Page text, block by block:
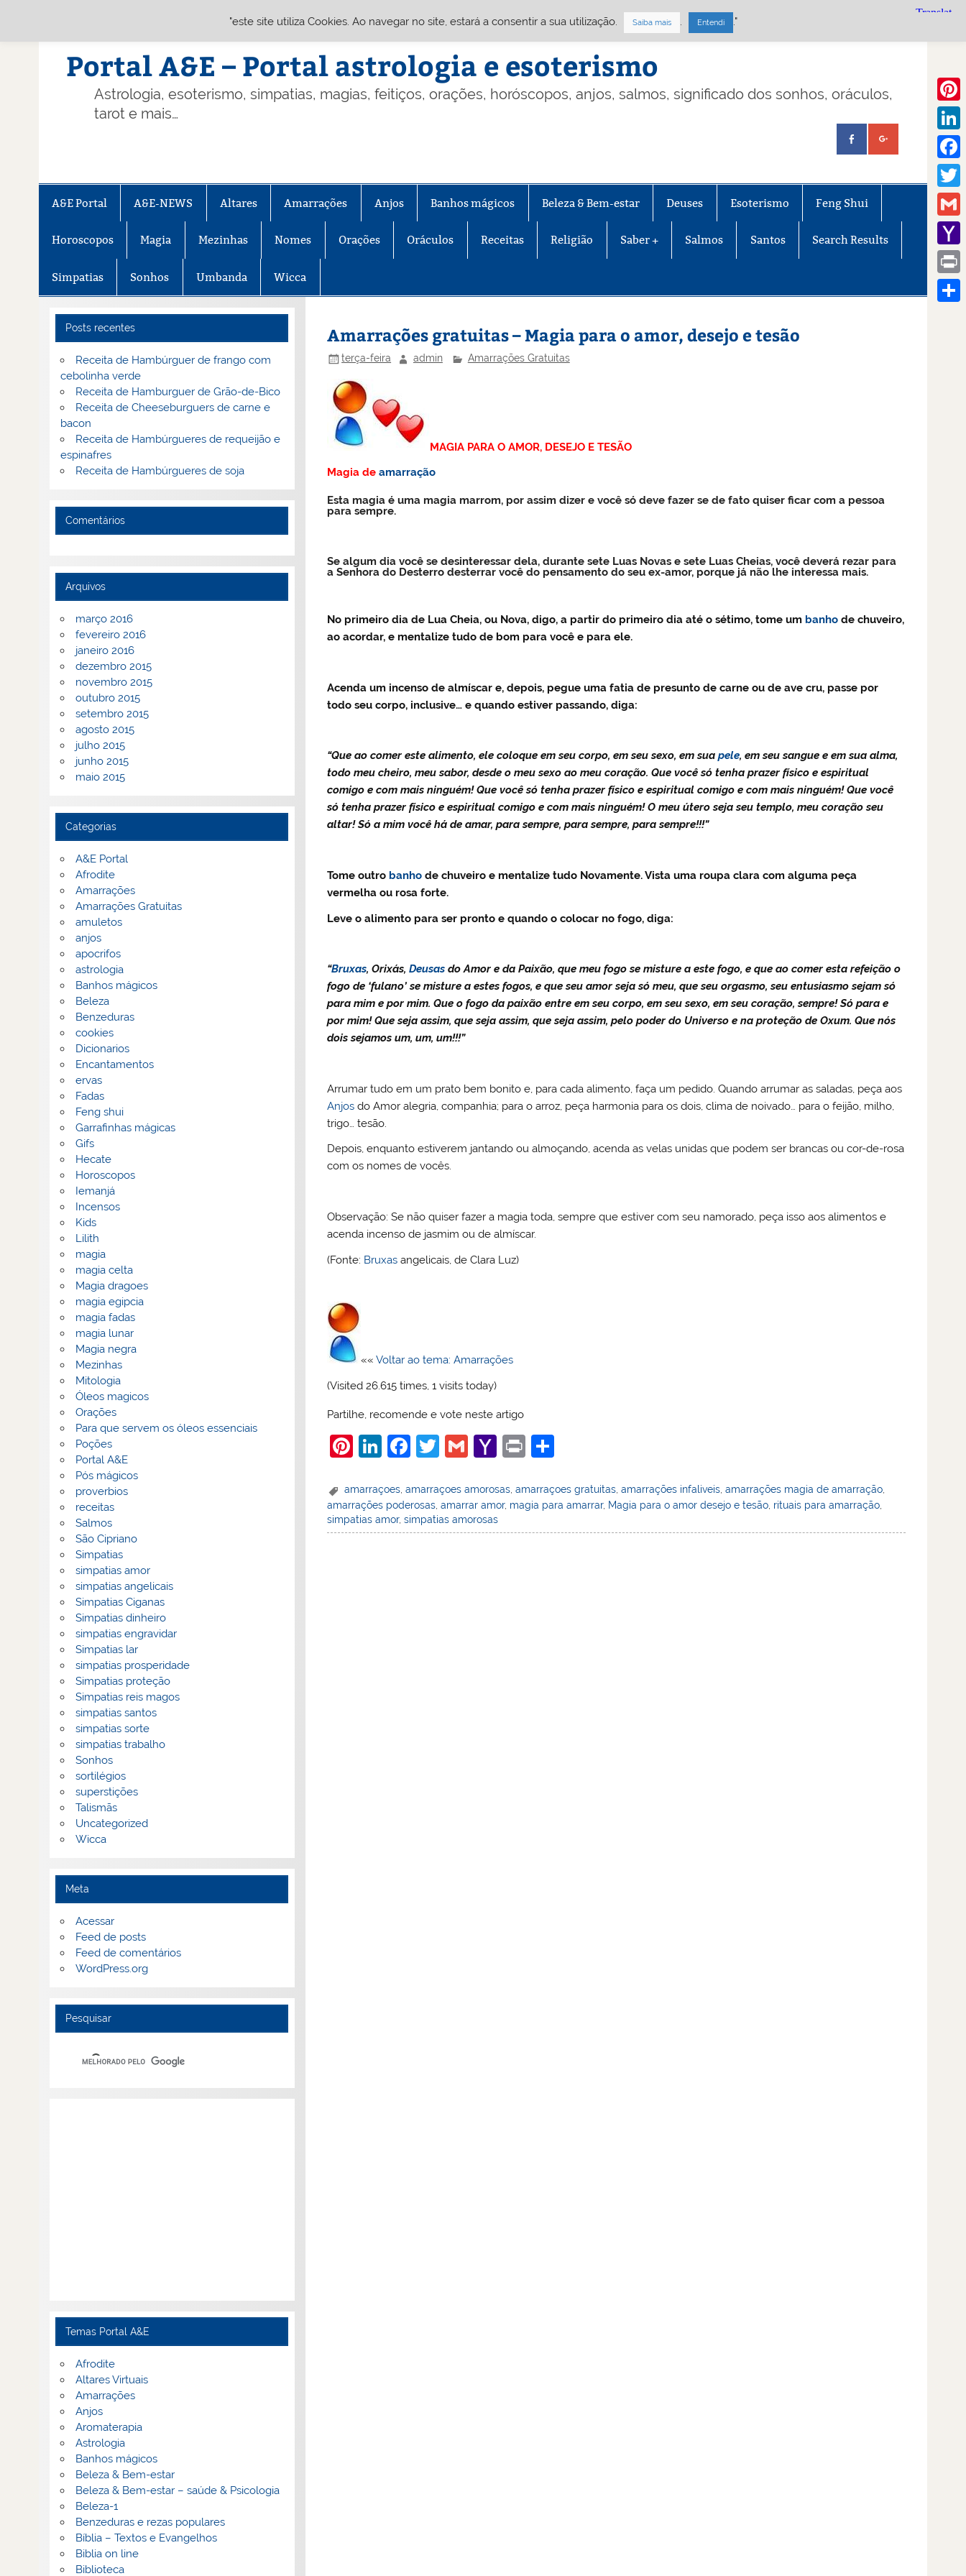
Portal A&E – Portal astrologia e esoterismo
Astrologia, esoterismo, simpatias, magias, feitiços, orações, horóscopos, anjos, salmos, significado dos sonhos, oráculos,
tarot e mais…
A&E Portal A&E-NEWS Altares Amarrações Anjos Banhos mágicos Beleza & Bem-estar Deuses Esoterismo Feng Shui
Horoscopos Magia Mezinhas Nomes Orações Oráculos Receitas Religião Saber + Salmos Santos Search Results
Simpatias Sonhos Umbanda Wicca
Amarrações gratuitas – Magia para o amor, desejo e tesão
terça-feira admin Amarrações Gratuitas
MAGIA PARA O AMOR, DESEJO E TESÃO
Magia deamarração
Esta magia é uma magia marrom, por assim dizer e você só deve fazer se de fato quiser ficar com a pessoa
para sempre.
Se algum dia você se desinteressar dela, durante sete Luas Novas e sete Luas Cheias, você deverá rezar para
a Senhora do Desterro desterrar você do pensamento do seu ex-amor, porque já não lhe interessa mais.
No primeiro dia de Lua Cheia, ou Nova, digo, a partir do primeiro dia até o sétimo, tome um banho de chuveiro,
ao acordar, e mentalize tudo de bom para você e para ele.
Acenda um incenso de almíscar e, depois, pegue uma fatia de presunto de carne ou de ave cru, passe por
todo seu corpo, inclusive… e quando estiver passando, diga:
“Que ao comer este alimento, ele coloque em seu corpo, em seu sexo, em suapele, em seu sangue e em sua alma,
todo meu cheiro, meu sabor, desde o meu sexo ao meu coração. Que você só tenha prazer físico e espiritual
comigo e com mais ninguém! Que você só tenha prazer físico e espiritual comigo e com mais ninguém! Que você
só tenha prazer físico e espiritual comigo e com mais ninguém! O meu útero seja seu templo, meu coração seu
altar! Só a mim você há de amar, para sempre, para sempre, para sempre!!!”
Tome outro banho de chuveiro e mentalize tudo Novamente. Vista uma roupa clara com alguma peça
vermelha ou rosa forte.
Leve o alimento para ser pronto e quando o colocar no fogo, diga:
“Bruxas, Orixás,Deusas do Amor e da Paixão, que meu fogo se misture a este fogo, e que ao comer esta refeição o
fogo de ‘fulano’ se misture a estes fogos, e que seu amor seja só meu, que seu orgasmo, seu entusiasmo sejam só
para mim e por mim. Que o fogo da paixão entre em seu corpo, em seu sexo, em seu coração, sempre! Só para e
por mim! Que seja assim, que seja assim, que seja assim, pelo poder do Universo e na proteção de Oxum. Que nós
dois sejamos um, um, um!!!”
Arrumar tudo em um prato bem bonito e, para cada alimento, faça um pedido. Quando arrumar as saladas, peça aos
Anjos do Amor alegria, companhia; para o arroz, peça harmonia para os dois, clima de noivado… para o feijão, milho,
trigo… tesão.
Depois, enquanto estiverem jantando ou almoçando, acenda as velas unidas que podem ser brancas ou cor-de-rosa
com os nomes de vocês.
Observação: Se não quiser fazer a magia toda, sempre que estiver com seu namorado, peça isso aos alimentos e
acenda incenso de jasmim ou de almíscar.
(Fonte: Bruxas angelicais, de Clara Luz)
««Voltar ao tema: Amarrações
(Visited 26.615 times, 1 visits today)
Partilhe, recomende e vote neste artigo
Pi
er
e
st
Li
k
e
dI
F
c
e
b
T
itt
er
G
ai
l
Y
h
o
o
Pr
t
ar
e
amarraçoes,amarraçoes amorosas,amarraçoes gratuitas,amarrações infaliveis,amarrações magia de amarração,
amarrações poderosas ,amarrar amor, magia para amarrar, Magia para o amor desejo e tesão rituais para amarração
simpatias amor,simpatias amorosas
Posts recentes
Receita de Hambúrguer de frango com
cebolinha verde
Receita de Hamburguer de Grão-de-Bico
Receita de Cheeseburguers de carne e
bacon
Receita de Hambúrgueres de requeijão e
espinafres
Receita de Hambúrgueres de soja
Comentários
Arquivos
março 2016
fevereiro 2016
janeiro 2016
dezembro 2015
novembro 2015
outubro 2015
setembro 2015
agosto 2015
julho 2015
junho 2015
maio 2015
Categorias
A&E Portal
Afrodite
Amarrações
Amarrações Gratuitas
amuletos
anjos
apocrifos
astrologia
Banhos mágicos
Beleza
Benzeduras
cookies
Dicionarios
Encantamentos
ervas
Fadas
Feng shui
Garrafinhas mágicas
Gifs
Hecate
Horoscopos
Iemanjá
Incensos
Kids
Lilith
magia
magia celta
Magia dragoes
magia egipcia
magia fadas
magia lunar
Magia negra
Mezinhas
Mitologia
Óleos magicos
Orações
Para que servem os óleos essenciais
Poções
Portal A&E
Pós mágicos
proverbios
receitas
Salmos
São Cipriano
Simpatias
simpatias amor
simpatias angelicais
Simpatias Ciganas
Simpatias dinheiro
simpatias engravidar
Simpatias lar
simpatias prosperidade
Simpatias proteção
Simpatias reis magos
simpatias santos
simpatias sorte
simpatias trabalho
Sonhos
sortilégios
superstições
Talismãs
Uncategorized
Wicca
Meta
Acessar
Feed de posts
Feed de comentários
WordPress.org
Pesquisar
Temas Portal A&E
Afrodite
Altares Virtuais
Amarrações
Anjos
Aromaterapia
Astrologia
Banhos mágicos
Beleza & Bem-estar
Beleza & Bem-estar – saúde & Psicologia
Beleza-1
Benzeduras e rezas populares
Bíblia – Textos e Evangelhos
Biblia on line
Biblioteca
Gmail
Mail
Print
"este site utiliza Cookies. Ao navegar no site, estará a consentir a sua utilização. Saiba mais . Entendi ."